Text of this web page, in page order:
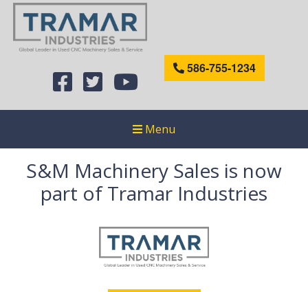
586-755-1234
Menu
S&M Machinery Sales is now
part of Tramar Industries